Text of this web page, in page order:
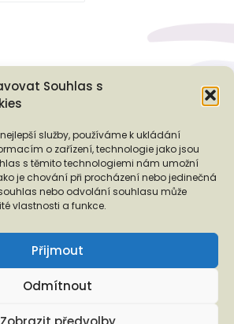
Souhlas s
služby, používáme k ukládání
o zařízení, technologie jako jsou
s těmito technologiemi nám umožní
je chování při procházení nebo jedinečná
nebo odvolání souhlasu může
vlastnosti a funkce.
Přijmout
Odmítnout
❭